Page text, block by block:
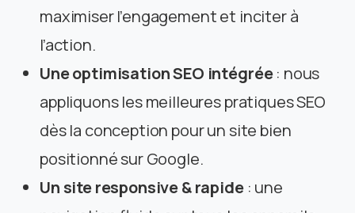
maximiser l’engagement et inciter à
l’action.
Une optimisation SEO intégrée: nous
appliquons les meilleures pratiques SEO
dès la conception pour un site bien
positionné sur Google.
Un site responsive & rapide: une